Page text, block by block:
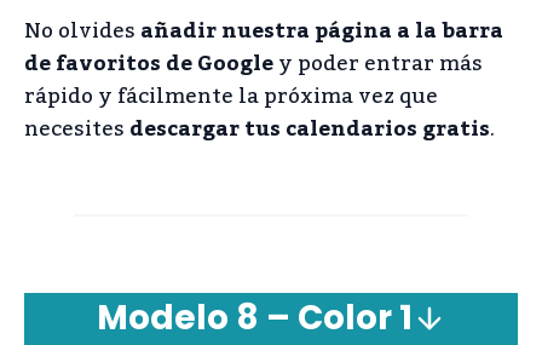
No olvidesañadir nuestra página a la barra
de favoritos de Googley poder entrar más
rápido y fácilmente la próxima vez que
necesitesdescargar tus calendarios gratis.
Modelo 8 – Color 1